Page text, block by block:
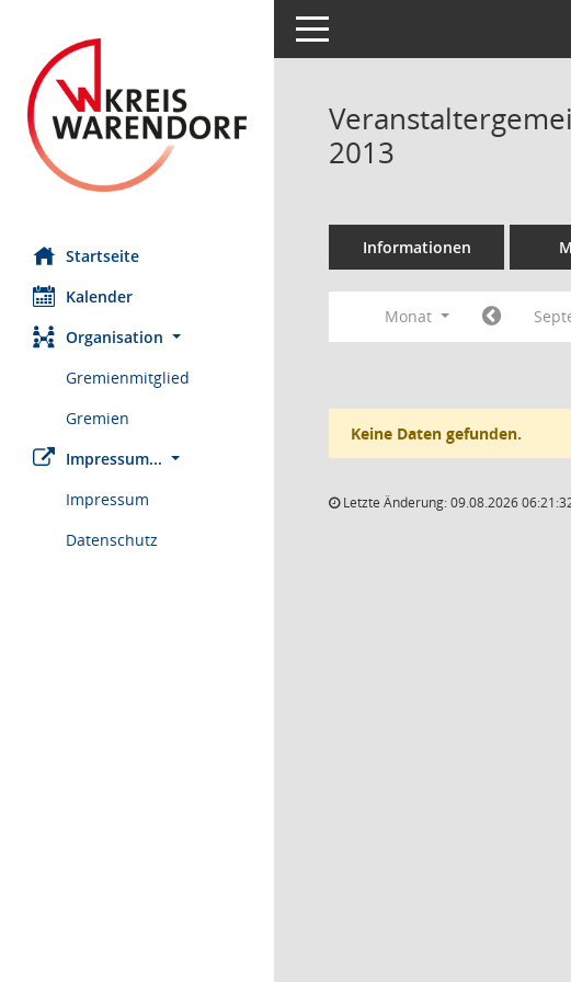
Startseite
Kalender
Organisation
Gremienmitglied
Gremien
Impressum...
Impressum
Datenschutz
Toggle navigation
2013
Informationen
Monat
Keine Daten gefunden.
Letzte Änderung: 09.08.2026